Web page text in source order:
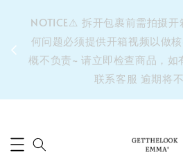
⚠️
NOTICE⚠️ 拆开包裹前需拍摄
何问题必须提供开箱视频以做
概不负责~ 请立即检查商品，如
联系客服 逾期将不